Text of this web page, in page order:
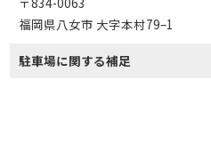
福岡県八女市 大字本村79–1
駐車場に関する補足